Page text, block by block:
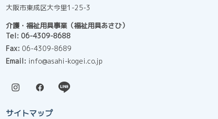
大阪市東成区大今里1-25-3
介護・福祉用具事業（福祉用具あさひ）
Tel: 06-4309-8688
Fax: 06-4309-8689
Email: info@asahi-kogei.co.jp
サイトマップ